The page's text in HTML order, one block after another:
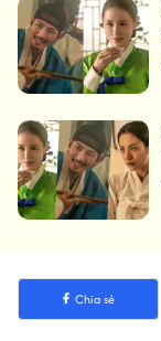
Chia sẻ